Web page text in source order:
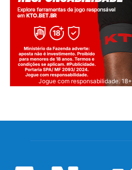
Jogue com responsabilidade. 18+